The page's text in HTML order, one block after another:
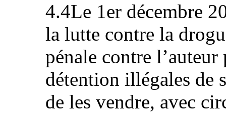
4.4Le 1er décembre
la lutte contre la
pénale contre
détention illégales de
de les vendre, avec